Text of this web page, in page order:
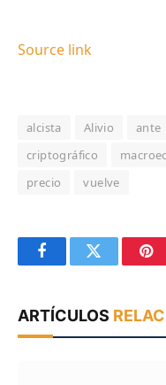
Source link
alcista Alivio ante
criptográfico
precio
vuelve
FacebookTwitter
ARTÍCULOS